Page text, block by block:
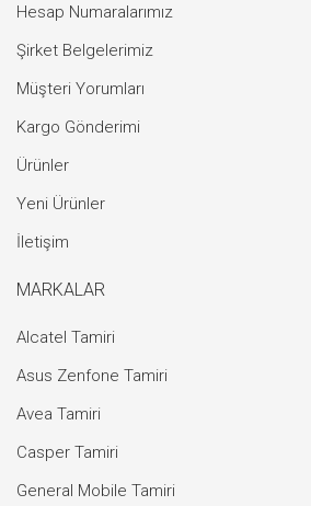
Hesap Numaralarımız
Şirket Belgelerimiz
Müşteri Yorumları
Kargo Gönderimi
Ürünler
Yeni Ürünler
İletişim
MARKALAR
Alcatel Tamiri
Asus Zenfone Tamiri
Avea Tamiri
Casper Tamiri
General Mobile Tamiri